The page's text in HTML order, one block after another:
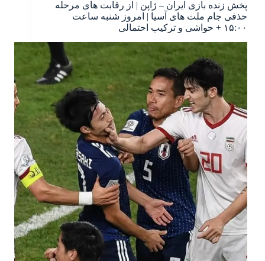
پخش زنده بازی ایران – ژاپن | از رقابت های مرحله
حذفی جام ملت های آسیا | امروز شنبه ساعت
۱۵:۰۰ + حواشی و ترکیب احتمالی